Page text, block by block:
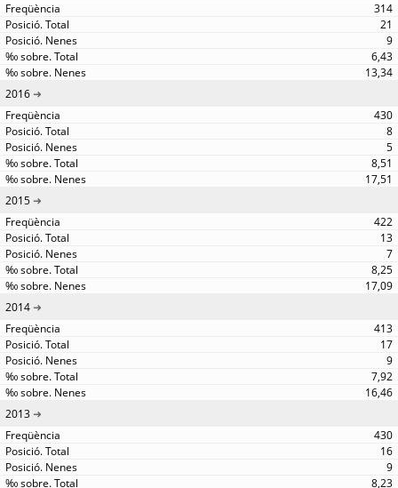
314
21
9
6,43
13,34
2016
430
8
5
8,51
17,51
2015
422
13
7
8,25
17,09
2014
413
17
9
7,92
16,46
2013
430
16
9
8,23